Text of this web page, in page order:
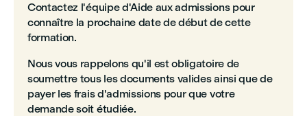
Contactez l'équipe d'Aide aux admissions pour
connaître la prochaine date de début de cette
formation.
Nous vous rappelons qu'il est obligatoire de
soumettre tous les documents valides ainsi que de
payer les frais d'admissions pour que votre
demande soit étudiée.